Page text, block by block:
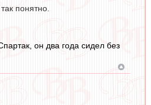
понятно.
он два года сидел без